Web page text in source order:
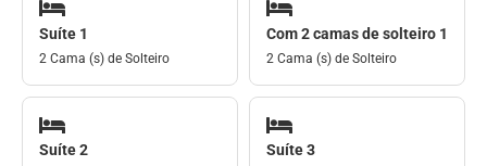
Suíte 1
2 Cama (s) de Solteiro
Com 2 camas de solteiro 1
2 Cama (s) de Solteiro
Suíte 2 Suíte 3